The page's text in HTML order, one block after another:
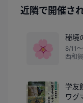
近隣で開催さ
🌸
秘境
8/11
西和
学友
ワグ